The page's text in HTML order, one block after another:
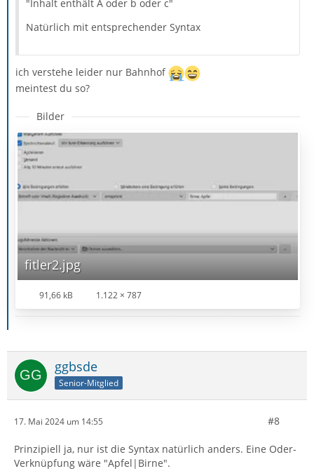
"Inhalt enthält A oder b oder c"
Natürlich mit entsprechender Syntax
ich verstehe leider nur Bahnhof
meintest du so?
Bilder
fitler2.jpg
91,66 kB 1.122 × 787
ggbsde
Senior-Mitglied
17. Mai 2024 um 14:55 #8
Prinzipiell ja, nur ist die Syntax natürlich anders. Eine Oder-
Verknüpfung wäre "Apfel|Birne".